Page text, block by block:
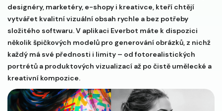
designéry, marketéry, e-shopy i kreativce, kteří chtějí
vytvářet kvalitní vizuální obsah rychle a bez potřeby
složitého softwaru. V aplikaci Everbot máte k dispozici
několik špičkových modelů pro generování obrázků, z nichž
každý má své přednosti i limity – od fotorealistických
portrétů a produktových vizualizací až po čistě umělecké a
kreativní kompozice.